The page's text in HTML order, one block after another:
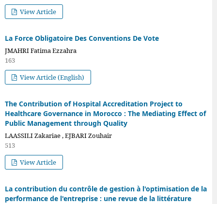
View Article
La Force Obligatoire Des Conventions De Vote
JMAHRI Fatima Ezzahra
163
View Article (English)
The Contribution of Hospital Accreditation Project to
Healthcare Governance in Morocco : The Mediating Effect of
Public Management through Quality
LAASSILI Zakariae , EJBARI Zouhair
513
View Article
La contribution du contrôle de gestion à l'optimisation de la
performance de l'entreprise : une revue de la littérature